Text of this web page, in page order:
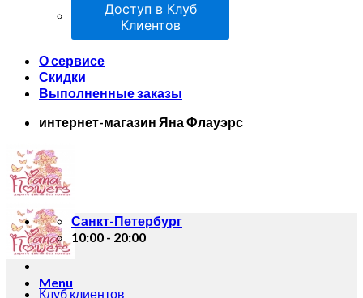
Доступ в Клуб
Клиентов
О сервисе
Скидки
Выполненные заказы
интернет-магазин Яна Флауэрс
Menu
Санкт-Петербург
10:00 - 20:00
Клуб клиентов